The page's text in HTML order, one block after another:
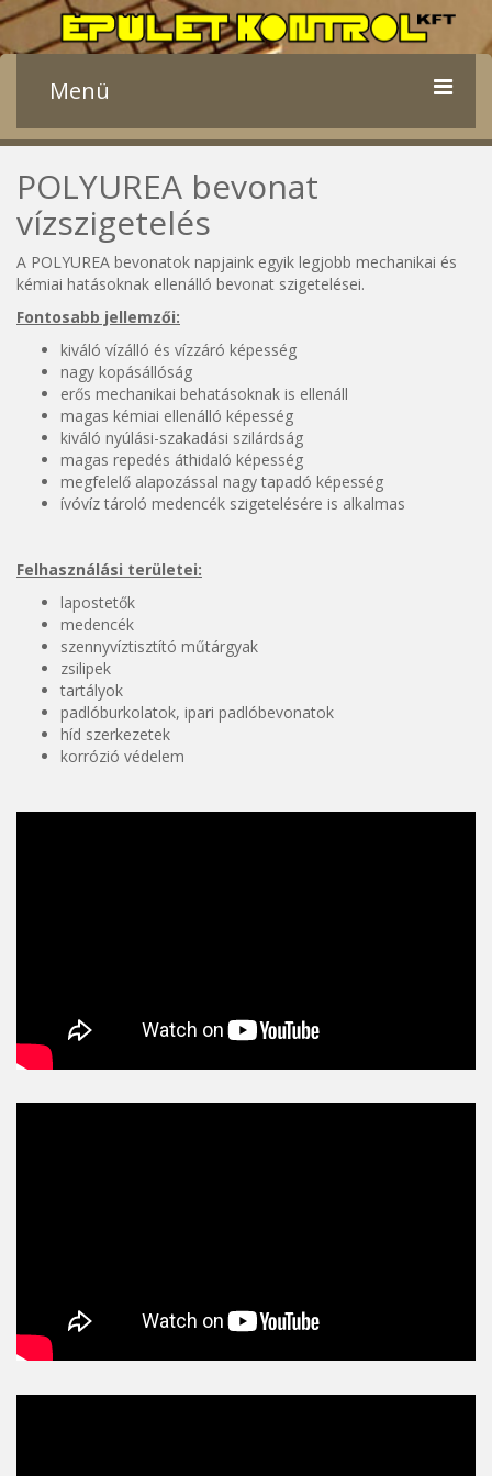
Menü
TEVÉKENYSÉGI KÖRÖK
GALÉRIA
KAPCSOLAT
POLYUREA bevonat
vízszigetelés
A POLYUREA bevonatok napjaink egyik legjobb mechanikai és
kémiai hatásoknak ellenálló bevonat szigetelései.
Fontosabb jellemzői:
kiváló vízálló és vízzáró képesség
nagy kopásállóság
erős mechanikai behatásoknak is ellenáll
magas kémiai ellenálló képesség
kiváló nyúlási-szakadási szilárdság
magas repedés áthidaló képesség
megfelelő alapozással nagy tapadó képesség
ívóvíz tároló medencék szigetelésére is alkalmas
Felhasználási területei:
lapostetők
medencék
szennyvíztisztító műtárgyak
zsilipek
tartályok
padlóburkolatok, ipari padlóbevonatok
híd szerkezetek
korrózió védelem